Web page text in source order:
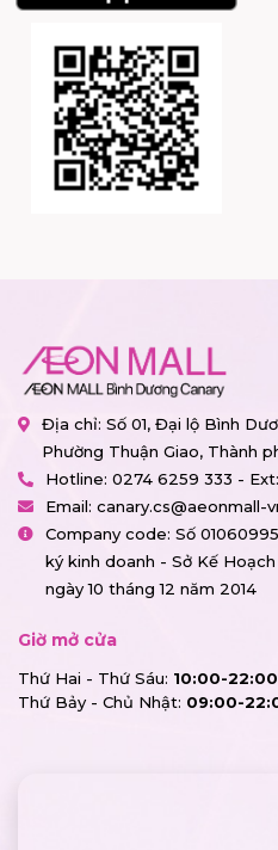
Địa chỉ: Số 01, Đại lộ Bình
Phường Thuận Giao, Thành
Hotline: 0274 6259 333 - Ext:
Email: canary.cs@aeonmall-
Company code: Số
ký kinh doanh - Sở Kế
ngày 10 tháng 12 năm 2014
Giờ mở cửa
Thứ Hai - Thứ Sáu: 10:00-22:00
Thứ Bảy - Chủ Nhật: 09:00-